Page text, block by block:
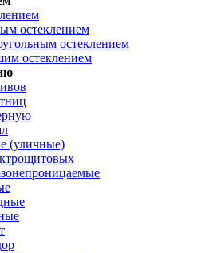
остеклением
остеклением
остеклением
(уличные)